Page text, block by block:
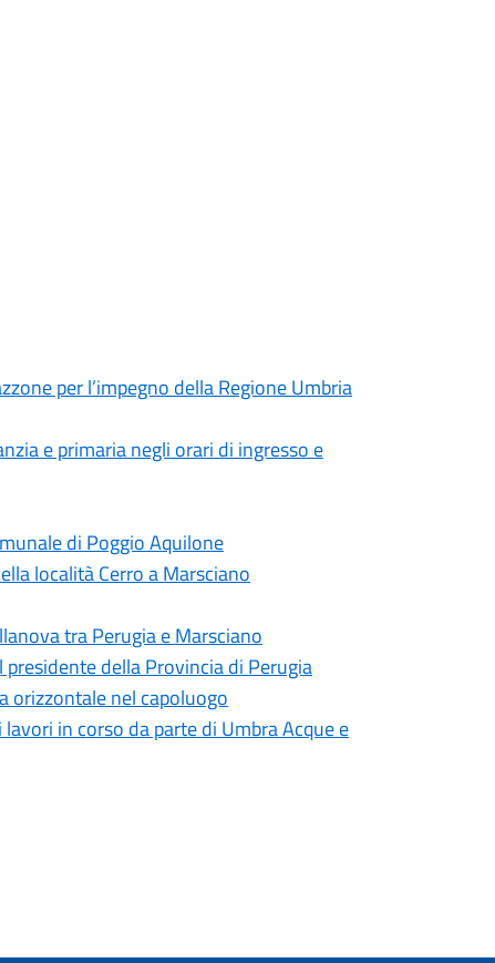
per l’impegno della Regione Umbria
e primaria negli orari di ingresso e
di Poggio Aquilone
località Cerro a Marsciano
tra Perugia e Marsciano
della Provincia di Perugia
orizzontale nel capoluogo
in corso da parte di Umbra Acque e